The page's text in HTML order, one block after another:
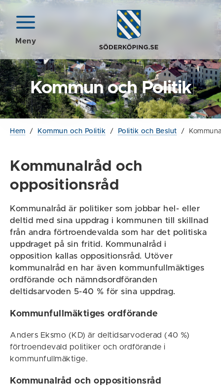
Meny
Kommun och Politik
Hem / Kommun och Politik / Politik och Beslut /
Kommunalråd och
oppositionsråd
Kommunalråd är politiker som jobbar hel- eller
deltid med sina uppdrag i kommunen till skillnad
från andra förtroendevalda som har det politiska
uppdraget på sin fritid. Kommunalråd i
opposition kallas oppositionsråd. Utöver
kommunalråd en har även kommunfullmäktiges
ordförande och nämndsordföranden
deltidsarvoden 5-40 % för sina uppdrag.
Kommunfullmäktiges ordförande
Anders Eksmo (KD) är deltidsarvoderad (40 %)
förtroendevald politiker och ordförande i
kommunfullmäktige.
Kommunalråd och oppositionsråd